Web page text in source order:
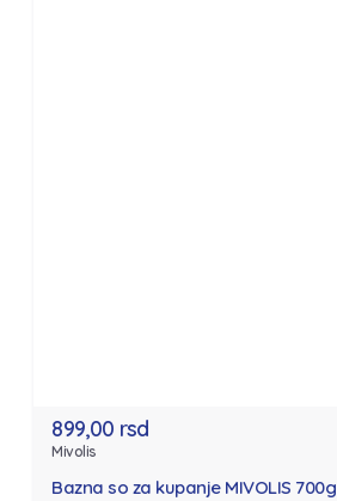
899,00 rsd
Mivolis
Bazna so za kupanje MIVOLIS 700g